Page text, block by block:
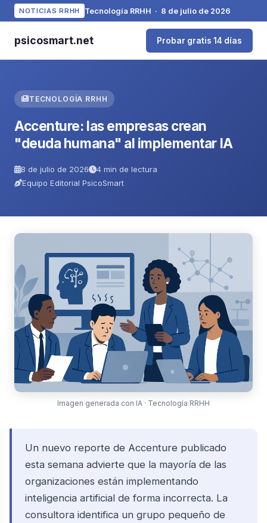
NOTICIAS RRHH Tecnología RRHH · 8 de julio de 2026
psicosmart.net Probar gratis 14 días
TECNOLOGÍA RRHH
Accenture: las empresas crean
"deuda humana" al implementar IA
8 de julio de 2026
4 min de lectura
Equipo Editorial PsicoSmart
Imagen generada con IA · Tecnología RRHH
Un nuevo reporte de Accenture publicado
esta semana advierte que la mayoría de las
organizaciones están implementando
inteligencia artificial de forma incorrecta. La
consultora identifica un grupo pequeño de